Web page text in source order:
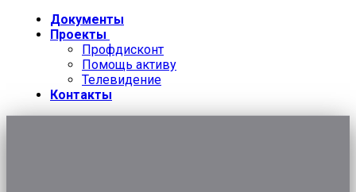
Документы
Проекты
Профдисконт
Помощь активу
Телевидение
Контакты